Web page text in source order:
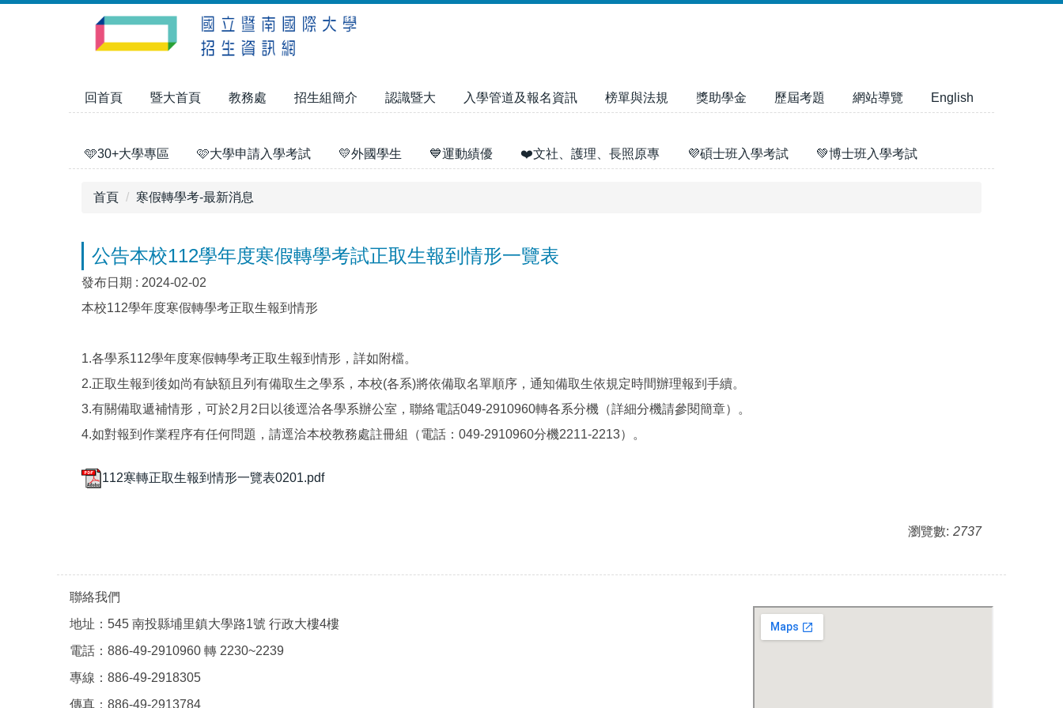
回首頁 暨大首頁 教務處 招生組簡介 認識暨大 入學管道及報名資訊 榜單與法規 獎助學金 歷屆考題 網站導覽 English
🩵30+大學專區 🩷大學申請入學考試 💛外國學生 💙運動績優 ❤️文社、護理、長照原專 💜碩士班入學考試 💚博士班入學考試
首頁 寒假轉學考-最新消息
公告本校112學年度寒假轉學考試正取生報到情形一覽表
發布日期 : 2024-02-02
本校112學年度寒假轉學考正取生報到情形
1.各學系112學年度寒假轉學考正取生報到情形，詳如附檔。
2.正取生報到後如尚有缺額且列有備取生之學系，本校(各系)將依備取名單順序，通知備取生依規定時間辦理報到手續。
3.有關備取遞補情形，可於2月2日以後逕洽各學系辦公室，聯絡電話049-2910960轉各系分機（詳細分機請參閱簡章）。
4.如對報到作業程序有任何問題，請逕洽本校教務處註冊組（電話：049-2910960分機2211-2213）。
112寒轉正取生報到情形一覽表0201.pdf
瀏覽數: 2737
聯絡我們
地址：545 南投縣埔里鎮大學路1號 行政大樓4樓
電話：886-49-2910960 轉 2230~2239
專線：886-49-2918305
傳真：886-49-2913784